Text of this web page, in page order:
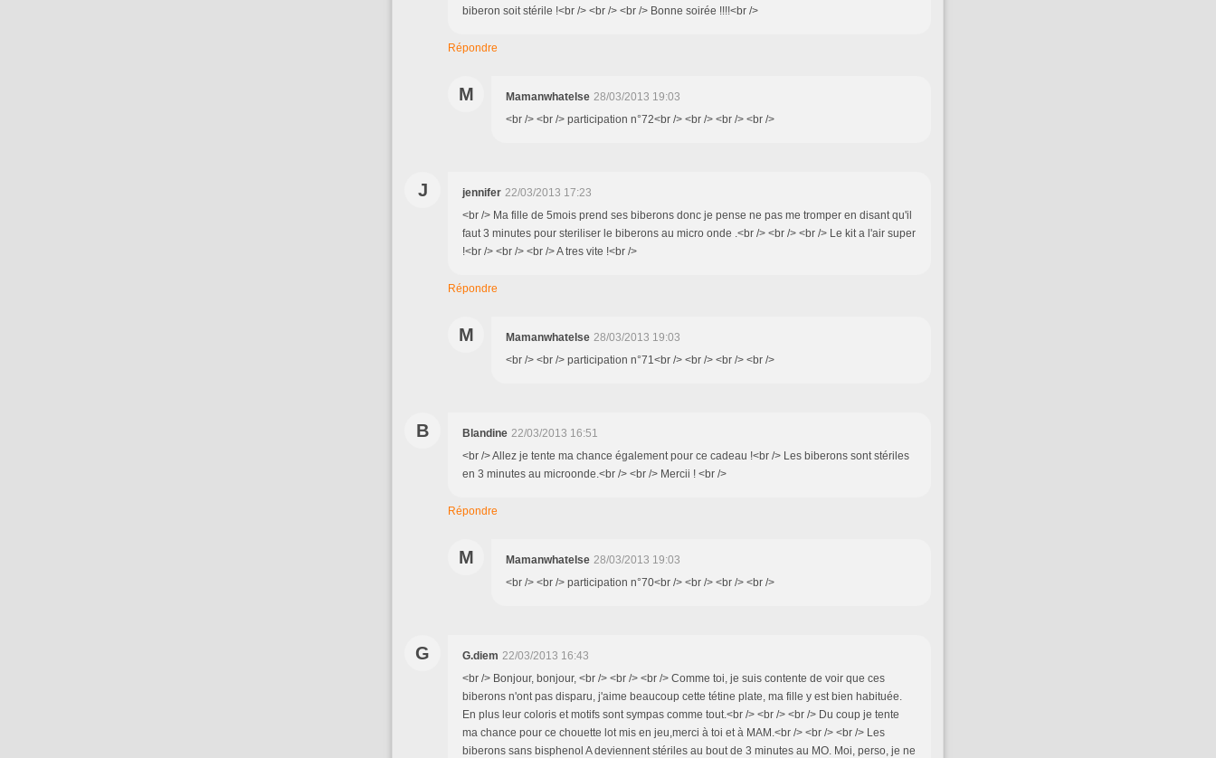
biberon soit stérile !<br /> <br /> <br /> Bonne soirée !!!!<br />
Répondre
M Mamanwhatelse 28/03/2013 19:03
<br /> <br /> participation n°72<br /> <br /> <br /> <br />
J jennifer 22/03/2013 17:23
<br /> Ma fille de 5mois prend ses biberons donc je pense ne pas me tromper en disant qu'il
faut 3 minutes pour steriliser le biberons au micro onde .<br /> <br /> <br /> Le kit a l'air super
!<br /> <br /> <br /> A tres vite !<br />
Répondre
M Mamanwhatelse 28/03/2013 19:03
<br /> <br /> participation n°71<br /> <br /> <br /> <br />
B Blandine 22/03/2013 16:51
<br /> Allez je tente ma chance également pour ce cadeau !<br /> Les biberons sont stériles
en 3 minutes au microonde.<br /> <br /> Mercii ! <br />
Répondre
M Mamanwhatelse 28/03/2013 19:03
<br /> <br /> participation n°70<br /> <br /> <br /> <br />
G G.diem 22/03/2013 16:43
<br /> Bonjour, bonjour, <br /> <br /> <br /> Comme toi, je suis contente de voir que ces
biberons n'ont pas disparu, j'aime beaucoup cette tétine plate, ma fille y est bien habituée.
En plus leur coloris et motifs sont sympas comme tout.<br /> <br /> <br /> Du coup je tente
ma chance pour ce chouette lot mis en jeu,merci à toi et à MAM.<br /> <br /> <br /> Les
biberons sans bisphenol A deviennent stériles au bout de 3 minutes au MO. Moi, perso, je ne